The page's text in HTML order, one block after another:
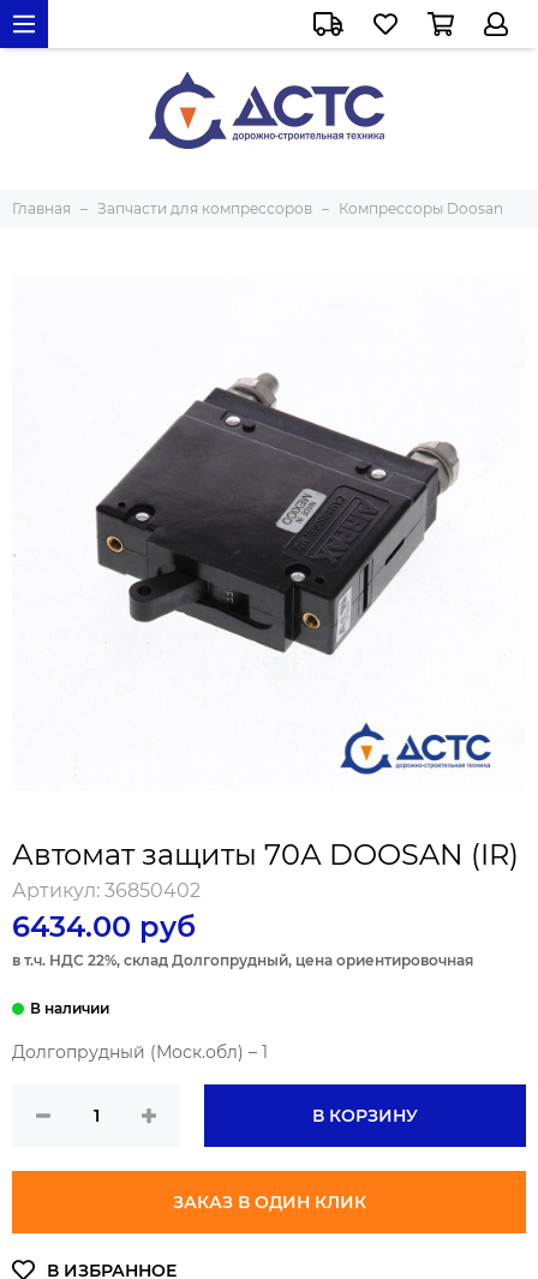
Главная Запчасти для компрессоров Компрессоры Doosan
Автомат защиты 70А DOOSAN (IR)
Артикул: 36850402
6434.00 руб
в т.ч. НДС 22%, склад Долгопрудный, цена ориентировочная
Долгопрудный (Моск.обл) – 1
В КОРЗИНУ
ЗАКАЗ В ОДИН КЛИК